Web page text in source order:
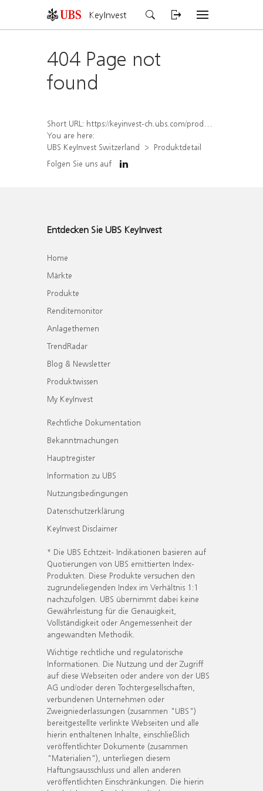
KeyInvest
404 Page not
found
Short URL: https://keyinvest-ch.ubs.com/produkt/detail/index/isin/CH1570358056
You are here:
UBS KeyInvest Switzerland
Produktdetail
Folgen Sie uns auf
Entdecken Sie UBS KeyInvest
Home
Märkte
Produkte
Renditemonitor
Anlagethemen
TrendRadar
Blog & Newsletter
Produktwissen
My KeyInvest
Rechtliche Dokumentation
Bekanntmachungen
Hauptregister
Information zu UBS
Nutzungsbedingungen
Datenschutzerklärung
KeyInvest Disclaimer
* Die UBS Echtzeit- Indikationen basieren auf
Quotierungen von UBS emittierten Index-
Produkten. Diese Produkte versuchen den
zugrundeliegenden Index im Verhältnis 1:1
nachzufolgen. UBS übernimmt dabei keine
Gewährleistung für die Genauigkeit,
Vollständigkeit oder Angemessenheit der
angewandten Methodik.
Wichtige rechtliche und regulatorische
Informationen. Die Nutzung und der Zugriff
auf diese Webseiten oder andere von der UBS
AG und/oder deren Tochtergesellschaften,
verbundenen Unternehmen oder
Zweigniederlassungen (zusammen "UBS")
bereitgestellte verlinkte Webseiten und alle
hierin enthaltenen Inhalte, einschließlich
veröffentlichter Dokumente (zusammen
"Materialien"), unterliegen diesem
Haftungsausschluss und allen anderen
veröffentlichten Einschränkungen. Die hierin